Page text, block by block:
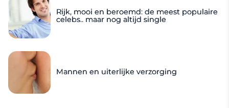
Rijk, mooi en beroemd: de meest populaire
celebs.. maar nog altijd single
Mannen en uiterlijke verzorging